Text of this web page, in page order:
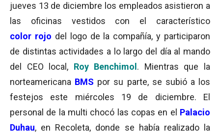
jueves 13 de diciembre los empleados asistieron a
las oficinas vestidos con el característico
color rojo del logo de la compañía, y participaron
de distintas actividades a lo largo del día al mando
del CEO local, Roy Benchimol . Mientras que la
norteamericana BMS por su parte, se subió a los
festejos este miércoles 19 de diciembre. El
personal de la multi chocó las copas en el Palacio
Duhau, en Recoleta, donde se había realizado la